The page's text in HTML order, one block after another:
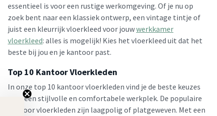
essentieel is voor een rustige werkomgeving. Of je nu op
zoek bent naar een klassiek ontwerp, een vintage tintje of
juist een kleurrijk vloerkleed voor jouwwerkkamer
vloerkleed: alles is mogelijk! Kies het vloerkleed uit dat het
beste bij jou en je kantoor past.
Top 10 Kantoor Vloerkleden
In onze top 10 kantoor vloerkleden vind je de beste keuzes
voor een stijlvolle en comfortabele werkplek. De populaire
kantoor vloerkleden zijn laagpolig of platgeweven. Met een